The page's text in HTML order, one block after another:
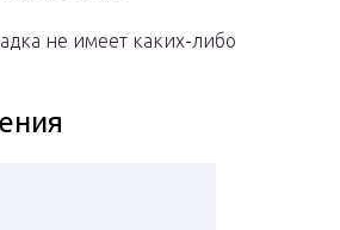
не имеет каких-либо